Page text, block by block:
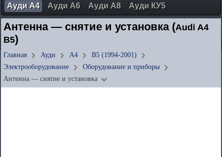
Ауди А4
Ауди А6 Ауди А8 Ауди КУ5
Антенна — снятие и установка (Audi A4
B5)
Главная Ауди А4
B5 (1994-2001)
Электрооборудование
Оборудование и приборы
Антенна — снятие и установка